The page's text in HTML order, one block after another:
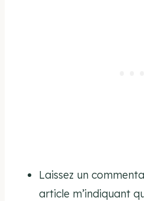
Laissez un
article m’indiquant